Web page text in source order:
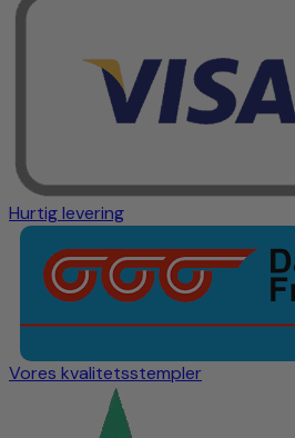
Hurtig levering
Vores kvalitetsstempler